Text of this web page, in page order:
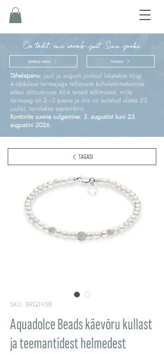
On täht, mis särab just Sinu jaoks
Kinnitus ja esimene Sünnipäev
Tähelepanu: juuli ja augusti jooksul lükatakse kõigi
4‑nädalase tarneajaga tellimuste kohaletoimetamine
edasi oktoobrisse. Kõik teised tellimused, mille
tarneaeg on 2–3 päeva ja mis on esitatud alates 23.
juulist, tarnitakse septembris.
Kontorite suvine sulgemine: 3. augustist kuni 23.
augustini 2026.
SKU: BRQ195B
Aquadolce Beads käevõru kullast
ja teemantidest helmedest
TAGASI